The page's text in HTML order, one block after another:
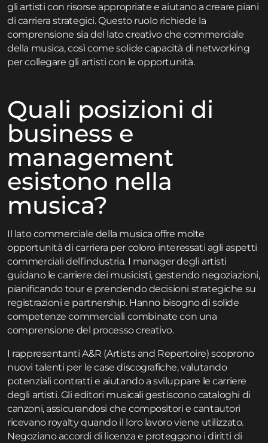
gli artisti con risorse appropriate e aiutano a creare piani
di carriera strategici. Questo ruolo richiede la
comprensione sia del lato creativo che commerciale
della musica, così come solide capacità di networking
per collegare gli artisti con le opportunità.
Quali posizioni di
business e
management
esistono nella
musica?
Il lato commerciale della musica offre molte
opportunità di carriera per coloro interessati agli aspetti
commerciali dell’industria. I manager degli artisti
guidano le carriere dei musicisti, gestendo negoziazioni,
pianificando tour e prendendo decisioni strategiche su
registrazioni e partnership. Hanno bisogno di solide
competenze commerciali combinate con una
comprensione del processo creativo.
I rappresentanti A&R (Artists and Repertoire) scoprono
nuovi talenti per le case discografiche, valutando
potenziali contratti e aiutando a sviluppare le carriere
degli artisti. Gli editori musicali gestiscono cataloghi di
canzoni, assicurandosi che compositori e cantautori
ricevano royalty quando il loro lavoro viene utilizzato.
Negoziano accordi di licenza e proteggono i diritti di